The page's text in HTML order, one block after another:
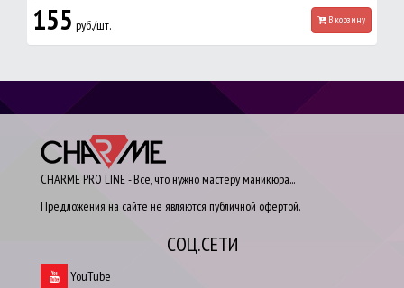
155 руб./шт. В корзину
CHARME PRO LINE - Все, что нужно мастеру маникюра...
Предложения на сайте не являются публичной офертой.
СОЦ.СЕТИ
YouTube